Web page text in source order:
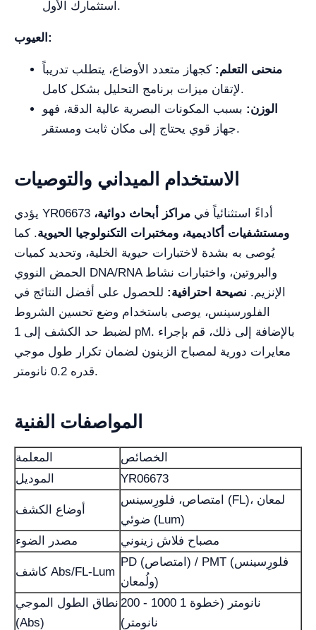
استثمارك الأول.
العيوب:
منحنى التعلم: كجهاز متعدد الأوضاع، يتطلب تدريباً
لإتقان ميزات برنامج التحليل بشكل كامل.
الوزن: بسبب المكونات البصرية عالية الدقة، فهو
جهاز قوي يحتاج إلى مكان ثابت ومستقر.
الاستخدام الميداني والتوصيات
يؤدي YR06673 أداءً استثنائياً في مراكز أبحاث دوائية،
ومستشفيات أكاديمية، ومختبرات التكنولوجيا الحيوية. كما
يُوصى به بشدة لاختبارات حيوية الخلية، وتحديد كميات
الحمض النووي DNA/RNA والبروتين، واختبارات نشاط
الإنزيم. نصيحة احترافية: للحصول على أفضل النتائج في
الفلورسينس، يوصى باستخدام وضع تحسين الشروط
لضبط حد الكشف إلى 1 pM. بالإضافة إلى ذلك، قم بإجراء
معايرات دورية لمصباح الزينون لضمان تكرار طول موجي
قدره 0.2 نانومتر.
المواصفات الفنية
المعلمة
الخصائص
الموديل
YR06673
أوضاع الكشف
امتصاص، فلورِسينس (FL)، لمعان
ضوئي (Lum)
مصدر الضوء
مصباح فلاش زينوني
كاشف Abs/FL-Lum
PD (امتصاص) / PMT (فلورِسينس
ولُمعان)
نطاق الطول الموجي
(Abs)
200 - 1000 نانومتر (خطوة 1
نانومتر)